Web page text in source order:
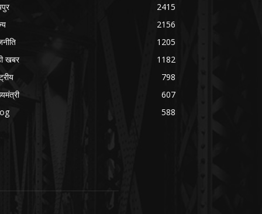
2415
2156
1205
खबर
1182
798
607
588